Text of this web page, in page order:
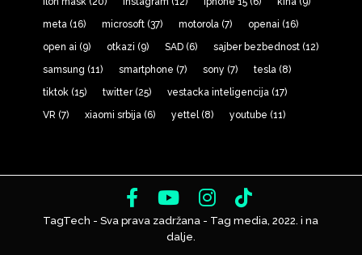
meta(16) microsoft(37) motorola(7) openai (16)
open ai (9) otkazi (9) SAD(6) sajber bezbednost(12)
samsung (11) smartphone (7) sony (7) tesla(8)
tiktok(15) twitter(25) vestacka inteligencija(17)
VR (7) xiaomi srbija(6) yettel(8) youtube (11)
TagTech - Sva prava zadržana - Tag media, 2022. i na
dalje.